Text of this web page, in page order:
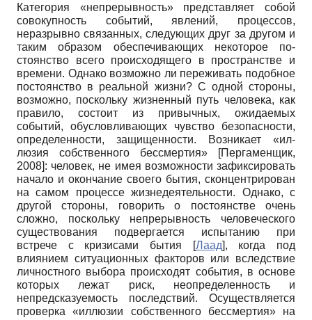
Категория «непрерывность» пред­ставляет собой
совокупность событий, явлений, процессов,
неразрывно связан­ных, следующих друг за другом и
таким образом обеспечивающих некоторое по­
стоянство всего происходящего в прост­ранстве и
времени. Однако возможно ли переживать подобное
постоянство в ре­альной жизни? С одной стороны,
воз­можно, поскольку жизненный путь че­ловека, как
правило, состоит из привыч­ных, ожидаемых
событий, обусловлива­ющих чувство безопасности,
определен­ности, защищенности. Возникает «ил­
люзия собственного бессмертия»
[Пергаменщик,
2008]: че­ловек, не имея возможности зафиксиро­вать
начало и окончание своего бытия, сконцентрирован
на самом процессе жизнедеятельности. Однако, с
другой стороны, говорить о постоянстве очень
сложно, поскольку непрерывность чело­веческого
существования подвергается испытанию при
встрече с кризисами бы­тия
[Лаад], когда под
влиянием ситуацион­ных факторов или вследствие
личност­ного выбора происходят события, в ос­нове
которых лежат риск, неопределен­ность и
непредсказуемость последствий. Осуществляется
проверка «иллюзии собственного бессмертия» на